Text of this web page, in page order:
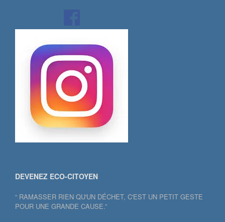
DEVENEZ ECO-CITOYEN
“ RAMASSER RIEN QU'UN DÉCHET, C'EST UN PETIT GESTE
POUR UNE GRANDE CAUSE.”